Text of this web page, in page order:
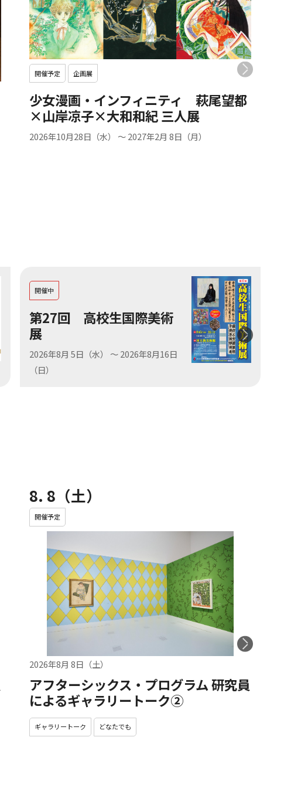
開催予定 企画展
少女漫画・インフィニティ 萩尾望都
×山岸凉子×大和和紀 三人展
2026年10月28日（水） ～2027年2月 8日（月）
開催中
第27回 高校生国際美術
展
2026年8月 5日（水） ～2026年8月16日
（日）
8. 8（土）
開催予定
2026年8月 8日（土）
アフターシックス・プログラム 研究員
によるギャラリートーク②
ギャラリートーク どなたでも